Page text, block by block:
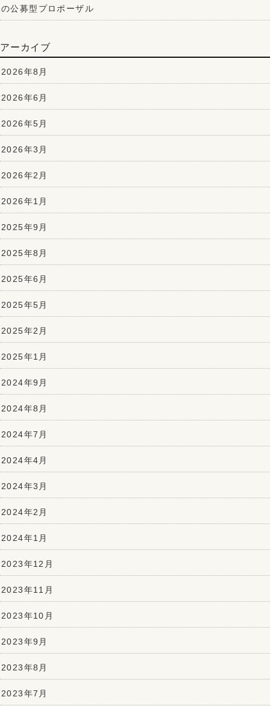
の公募型プロポーザル
アーカイブ
2026年8月
2026年6月
2026年5月
2026年3月
2026年2月
2026年1月
2025年9月
2025年8月
2025年6月
2025年5月
2025年2月
2025年1月
2024年9月
2024年8月
2024年7月
2024年4月
2024年3月
2024年2月
2024年1月
2023年12月
2023年11月
2023年10月
2023年9月
2023年8月
2023年7月